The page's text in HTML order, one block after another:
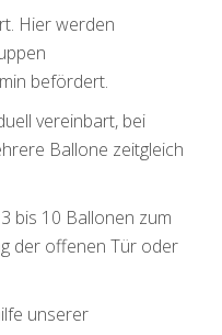
Hier werden
befördert.
vereinbart, bei
Ballone zeitgleich
bis 10 Ballonen zum
der offenen Tür oder
unserer